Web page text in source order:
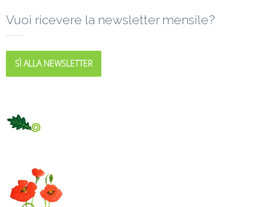
Vuoi ricevere la newsletter mensile?
SÌ ALLA NEWSLETTER